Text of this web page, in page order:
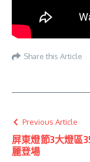
Share this Article
Previous Article
屏東燈節3大燈區
麗登場